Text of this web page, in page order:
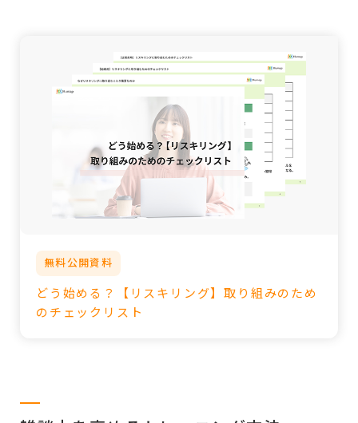
無料公開資料
どう始める？【リスキリング】取り組みのため
のチェックリスト